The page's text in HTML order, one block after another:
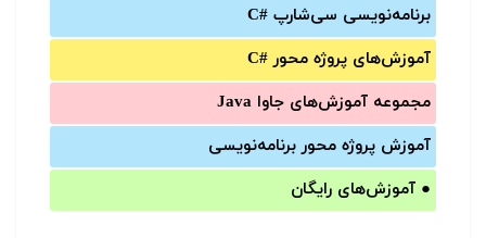
برنامه‌‌نویسی سی‌شارپ C#‎
آموزش‌های پروژه محور #C
مجموعه آموزش‌های جاوا Java
آموزش‌ پروژه محور برنامه‌نویسی
● آموزش‌های رایگان